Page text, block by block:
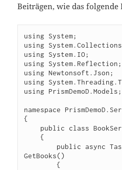
Beiträgen, wie das folgende
using System;
using
using System.IO;
using System.Reflection;
using Newtonsoft.Json;
using
using PrismDemoD.Models;
namespace
{
    {
GetBooks()
        {